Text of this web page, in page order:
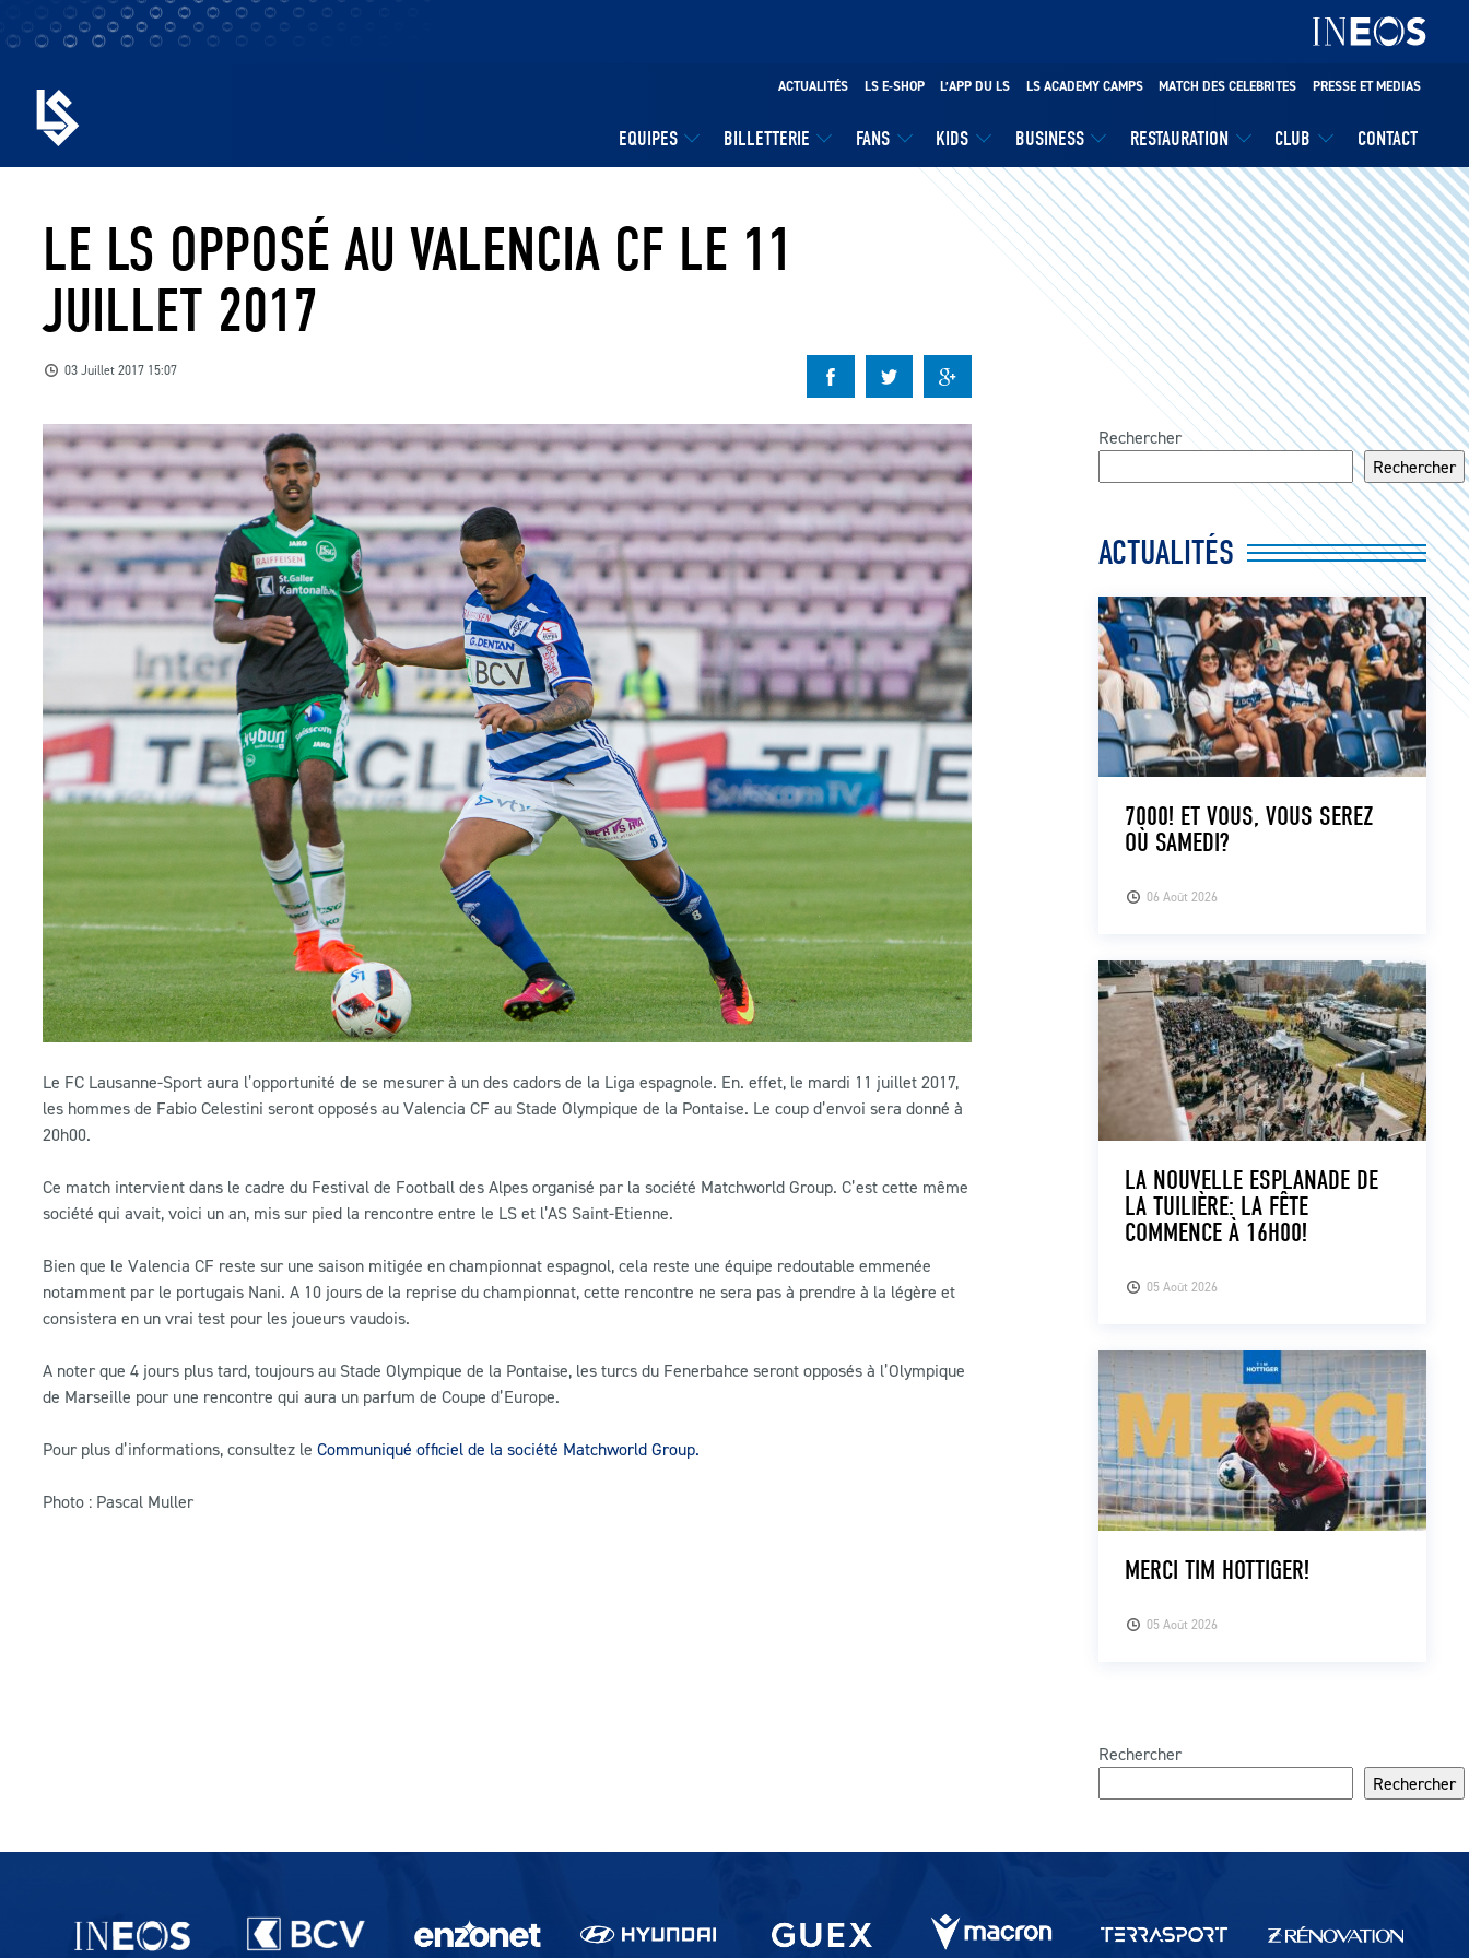
EQUIPES BILLETTERIE FANS KIDS BUSINESS RESTAURATION CLUB CONTACT
ACTUALITÉS LS E-SHOP L’APP DU LS LS ACADEMY CAMPS MATCH DES CELEBRITES PRESSE ET MEDIAS
LE LS OPPOSÉ AU VALENCIA CF LE 11
JUILLET 2017
03 Juillet 2017 15:07
Le FC Lausanne-Sport aura l’opportunité de se mesurer à un des cadors de la Liga espagnole. En. effet, le mardi 11 juillet 2017,
les hommes de Fabio Celestini seront opposés au Valencia CF au Stade Olympique de la Pontaise. Le coup d’envoi sera donné à
20h00.
Ce match intervient dans le cadre du Festival de Football des Alpes organisé par la société Matchworld Group. C’est cette même
société qui avait, voici un an, mis sur pied la rencontre entre le LS et l’AS Saint-Etienne.
Bien que le Valencia CF reste sur une saison mitigée en championnat espagnol, cela reste une équipe redoutable emmenée
notamment par le portugais Nani. A 10 jours de la reprise du championnat, cette rencontre ne sera pas à prendre à la légère et
consistera en un vrai test pour les joueurs vaudois.
A noter que 4 jours plus tard, toujours au Stade Olympique de la Pontaise, les turcs du Fenerbahce seront opposés à l’Olympique
de Marseille pour une rencontre qui aura un parfum de Coupe d’Europe.
Pour plus d’informations, consultez le Communiqué officiel de la société Matchworld Group.
Photo : Pascal Muller
Rechercher
Rechercher
ACTUALITÉS
06 Août 2026
7000! ET VOUS, VOUS SEREZ
OÙ SAMEDI?
05 Août 2026
LA NOUVELLE ESPLANADE DE
LA TUILIÈRE: LA FÊTE
COMMENCE À 16H00!
05 Août 2026
MERCI TIM HOTTIGER!
Rechercher
Rechercher
Partenaires du lausanne-Sport